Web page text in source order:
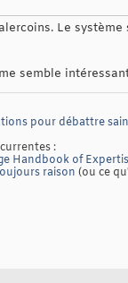
Le
semble
pour débattre
:
Handbook of
raison (ou ce